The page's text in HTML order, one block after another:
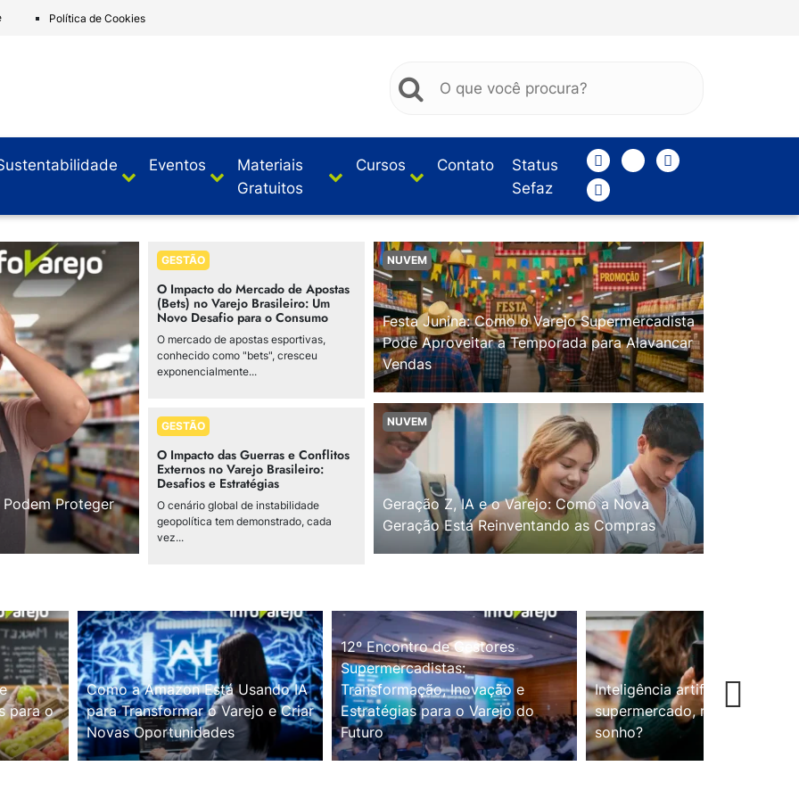
Política de Cookies
Eventos
Materiais
Gratuitos
Cursos Contato
Status
Sefaz
Proteger
GESTÃO
O Impacto do Mercado de Apostas
(Bets) no Varejo Brasileiro: Um
Novo Desafio para o Consumo
O mercado de apostas esportivas,
conhecido como "bets", cresceu
exponencialmente...
GESTÃO
O Impacto das Guerras e Conflitos
Externos no Varejo Brasileiro:
Desafios e Estratégias
O cenário global de instabilidade
geopolítica tem demonstrado, cada
vez...
NUVEM
Festa Junina: Como o Varejo Supermercadista
Pode Aproveitar a Temporada para Alavancar
Vendas
NUVEM
Geração Z, IA e o Varejo: Como a Nova
Geração Está Reinventando as Compras
para o
Como a Amazon Está Usando IA
para Transformar o Varejo e Criar
Novas Oportunidades
12º Encontro de Gestores
Supermercadistas:
Transformação, Inovação e
Estratégias para o Varejo do
Futuro
Inteligência artificial no
supermercado, realidade ou
sonho?